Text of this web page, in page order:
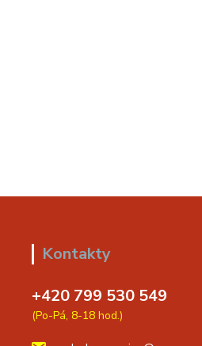
Kontakty
+420 799 530 549
(Po-Pá, 8-18 hod.)